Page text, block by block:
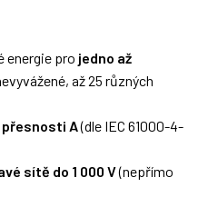
energie pro jedno až
až 25 různých
přesnosti A(dle IEC 61000-4-
sítě do 1 000 V(nepřímo